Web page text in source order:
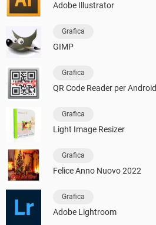
Adobe Illustrator
Grafica
GIMP
Grafica
QR Code Reader per Android
Grafica
Light Image Resizer
Grafica
Felice Anno Nuovo 2022
Grafica
Adobe Lightroom